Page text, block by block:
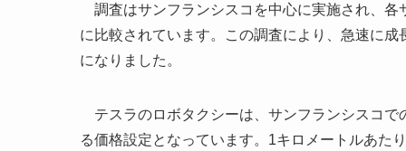
調査はサンフランシスコを中心に実施され、各
に比較されています。この調査により、急速に
になりました。
テスラのロボタクシーは、サンフランシスコで
る価格設定となっています。1キロメートルあた